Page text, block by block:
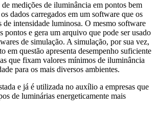
medições de iluminância em pontos bem
dados carregados em um software que os
de intensidade luminosa. O mesmo software
pontos e gera um arquivo que pode ser usado
de simulação. A simulação, por sua vez,
em questão apresenta desempenho suficiente
que fixam valores mínimos de iluminância
para os mais diversos ambientes.
e já é utilizada no auxílio a empresas que
de luminárias energeticamente mais